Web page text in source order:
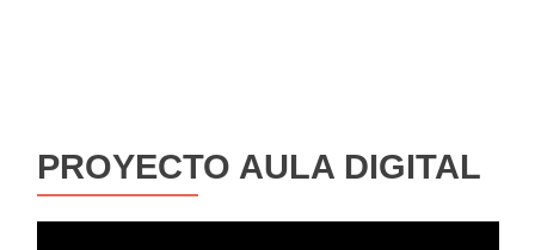
PROYECTO AULA DIGITAL